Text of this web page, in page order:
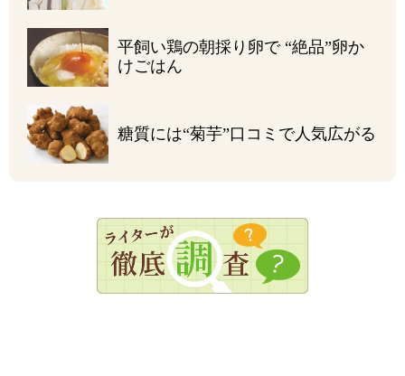
平飼い鶏の朝採り卵で “絶品”卵か
けごはん
糖質には“菊芋”口コミで人気広がる